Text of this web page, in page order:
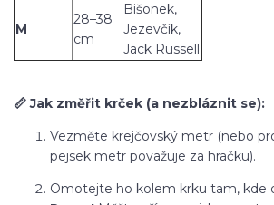
M
28–38
cm
Bišonek,
Jezevčík,
Jack Russell
📏 Jak změřit krček (a nezbláznit se):
Vezměte krejčovský metr (nebo
pejsek metr považuje za hračku).
Omotejte ho kolem krku tam, kde